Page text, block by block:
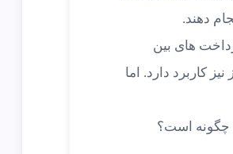
دهند.
های بین
کاربرد دارد. اما
چگونه است؟